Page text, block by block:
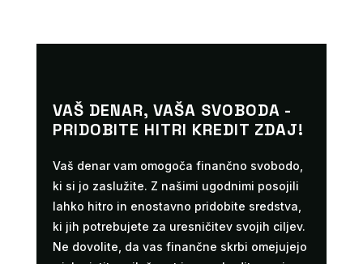
VAŠ DENAR, VAŠA SVOBODA -
PRIDOBITE HITRI KREDIT ZDAJ!
Vaš denar vam omogoča finančno svobodo,
ki si jo zaslužite. Z našimi ugodnimi posojili
lahko hitro in enostavno pridobite sredstva,
ki jih potrebujete za uresničitev svojih ciljev.
Ne dovolite, da vas finančne skrbi omejujejo